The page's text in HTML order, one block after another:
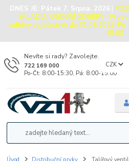
DNES JE: Pátek 7. Srpna, 2026 |
SKLADU / OSOBNÍ ODBĚRY -
odběry objednávek do 31.08.2026: Po
15:00
CZK
Nevíte si rady? Zavolejte.
722 169 000
Po-Čt: 8:00-15:30, Pá: 8:00-15:00